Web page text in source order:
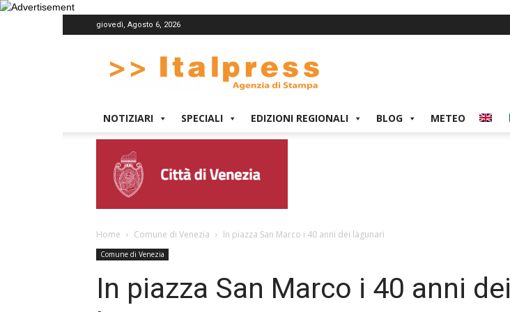
giovedì, Agosto 6, 2026
NOTIZIARI SPECIALI EDIZIONI REGIONALI BLOG METEO
Home Comune di Venezia In piazza San Marco i 40 anni dei lagunari
Comune di Venezia
In piazza San Marco i 40 anni dei